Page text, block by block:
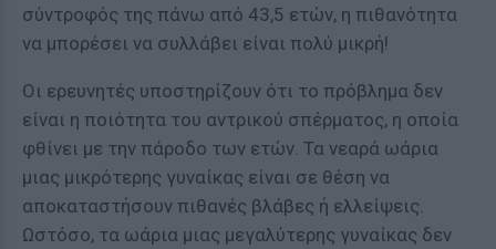
σύντροφός της πάνω από 43,5 ετών, η πιθανότητα
να μπορέσει να συλλάβει είναι πολύ μικρή!
Οι ερευνητές υποστηρίζουν ότι το πρόβλημα δεν
είναι η ποιότητα του αντρικού σπέρματος, η οποία
φθίνει με την πάροδο των ετών. Τα νεαρά ωάρια
μιας μικρότερης γυναίκας είναι σε θέση να
αποκαταστήσουν πιθανές βλάβες ή ελλείψεις.
Ωστόσο, τα ωάρια μιας μεγαλύτερης γυναίκας δεν